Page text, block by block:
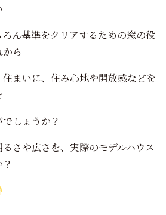
ん基準をクリアするための窓の役
ら
まいに、住み心地や開放感などを
しょうか？
さや広さを、実際のモデルハウス